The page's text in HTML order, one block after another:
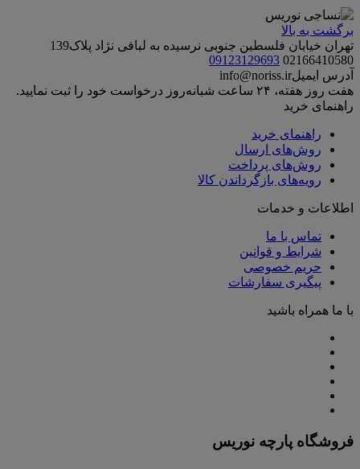
برگشت به بالا
تهران خیابان فلسطین جنوبی نرسیده به لبافی نژاد پلاک139
02166410580
09123129693
آدرس ایمیلinfo@noriss.ir
هفت روز هفته، ۲۴ ساعت شبانه‌روز درخواست خود را ثبت نمایید.
راهنمای خرید
راهنمای خرید
روش‌های ارسال
روش‌های پرداخت
رویه‌های بازگرداندن کالا
اطلاعات و خدمات
تماس با ما
شرایط و قوانین
حریم خصوصی
پیگیری سفارشات
با ما همراه باشید
فروشگاه پارچه نوریس